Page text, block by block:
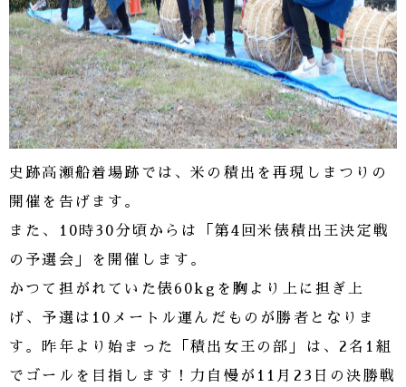
史跡高瀬船着場跡では、米の積出を再現しまつりの
開催を告げます。
また、10時30分頃からは「第4回米俵積出王決定戦
の予選会」を開催します。
かつて担がれていた俵60kgを胸より上に担ぎ上
げ、予選は10メートル運んだものが勝者となりま
す。昨年より始まった「積出女王の部」は、2名1組
でゴールを目指します！力自慢が11月23日の決勝戦